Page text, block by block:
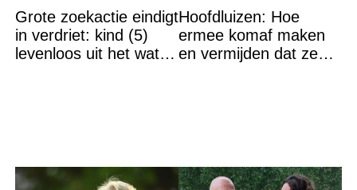
Grote zoekactie eindigt
in verdriet: kind (5)
levenloos uit het water
Hoofdluizen: Hoe
ermee komaf maken
en vermijden dat ze